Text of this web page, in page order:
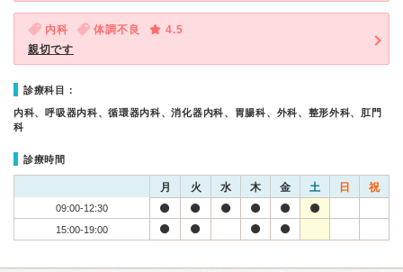
内科 体調不良
4.5
親切です
診療科目：
内科、呼吸器内科、循環器内科、消化器内科、胃腸科、外科、整形外科、肛門
科
診療時間
月 火 水 木 金 土 日 祝
09:00-12:30
15:00-19:00